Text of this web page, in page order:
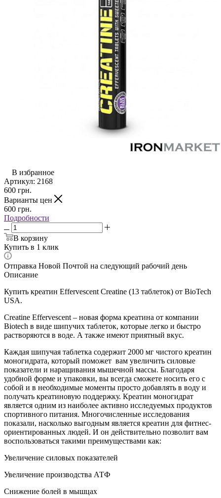
В избранное
Артикул: 2168
600 грн.
Варианты цен
600 грн.
Подробности
В корзину
Купить в 1 клик
Отправка Новой Почтой на следующий рабочий день
Описание
Купить креатин Effervescent Creatine (13 таблеток) от BioTech
USA.
Creatine Effervescent – новая форма креатина от компании
Biotech в виде шипучих таблеток, которые легко и быстро
растворяются в воде. А также имеют приятный вкус.
Каждая шипучая таблетка содержит 2000 мг чистого креатин
моногидрата, который поможет вам увеличить силовые
показатели и наращивания мышечной массы. Благодаря
удобной форме и упаковки, вы всегда сможете носить его с
собой и в необходимые моменты просто добавлять в воду и
получать креатиновую поддержку. Креатин моногидрат
является одним из наиболее активно исследуемых продуктов
спортивного питания. Многочисленные исследования
показали, насколько выгодным является креатин для фитнес-
ориентированных людей. И он действительно позволит вам
воспользоваться такими преимуществами как:
Увеличение силовых показателей
Увеличение производства АТФ
Снижение болей в мышцах